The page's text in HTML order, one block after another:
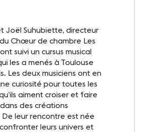
Joël Suhubiette, directeur
Chœur de chambre Les
suivi un cursus musical
les a menés à Toulouse
Les deux musiciens ont en
curiosité pour toutes les
aiment croiser et faire
des créations
De leur rencontre est née
leurs univers et